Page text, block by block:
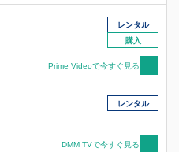
レンタル
購入
Prime Videoで今すぐ見る
レンタル
DMM TVで今すぐ見る